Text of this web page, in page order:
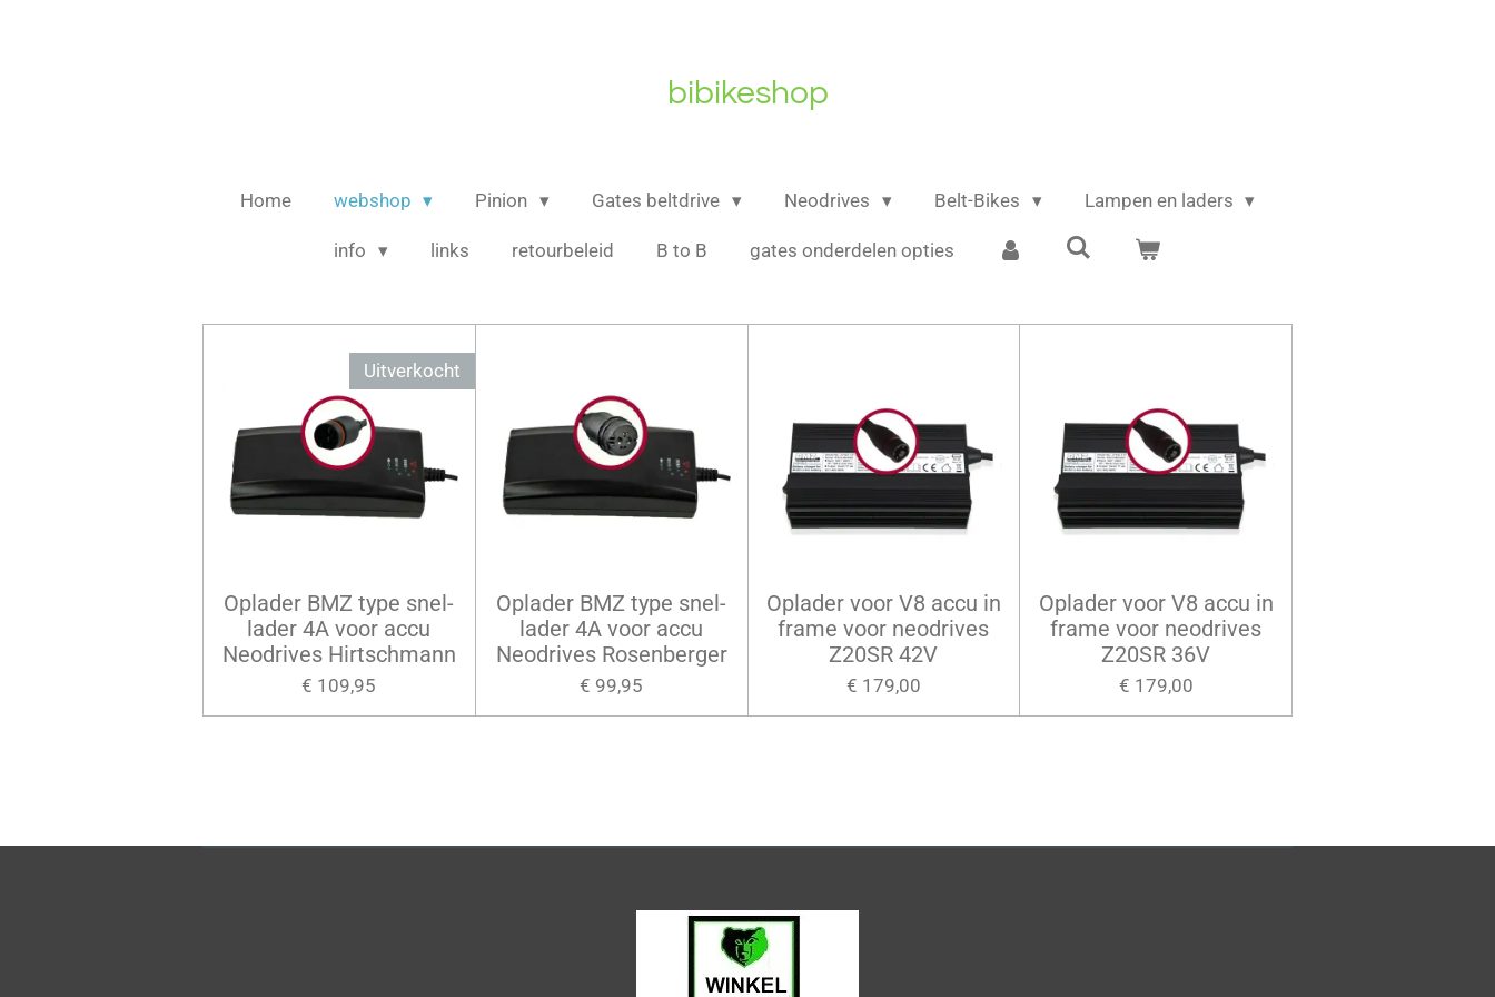
bibikeshop
Home webshop Pinion Gates beltdrive Neodrives Belt-Bikes Lampen en laders
info links retourbeleid B to B gates onderdelen opties
Uitverkocht
Oplader BMZ type snel-
lader 4A voor accu
Neodrives Hirtschmann
€ 109,95
Oplader BMZ type snel-
lader 4A voor accu
Neodrives Rosenberger
€ 99,95
Oplader voor V8 accu in
frame voor neodrives
Z20SR 42V
€ 179,00
Oplader voor V8 accu in
frame voor neodrives
Z20SR 36V
€ 179,00